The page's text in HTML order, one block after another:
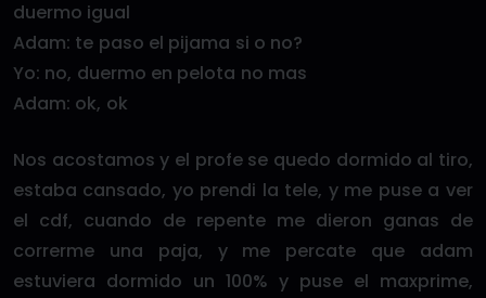
duermo igual
Adam: te paso el pijama si o no?
Yo: no, duermo en pelota no mas
Adam: ok, ok
Nos acostamos y el profe se quedo dormido al tiro,
estaba cansado, yo prendi la tele, y me puse a ver
el cdf, cuando de repente me dieron ganas de
correrme una paja, y me percate que adam
estuviera dormido un 100% y puse el maxprime,